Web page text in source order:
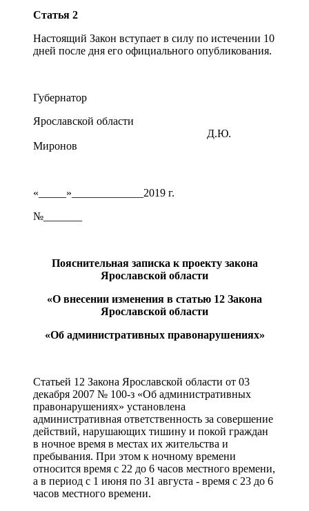
Статья 2
Настоящий Закон вступает в силу по истечении 10
дней после дня его официального опубликования.
Губернатор
Ярославской области
Д.Ю.
Миронов
«_____»_____________2019 г.
№_______
Пояснительная записка к проекту закона
Ярославской области
«О внесении изменения в статью 12 Закона
Ярославской области
«Об административных правонарушениях»
Статьей 12 Закона Ярославской области от 03
декабря 2007 № 100-з «Об административных
правонарушениях» установлена
административная ответственность за совершение
действий, нарушающих тишину и покой граждан
в ночное время в местах их жительства и
пребывания. При этом к ночному времени
относится время с 22 до 6 часов местного времени,
а в период с 1 июня по 31 августа - время с 23 до 6
часов местного времени.